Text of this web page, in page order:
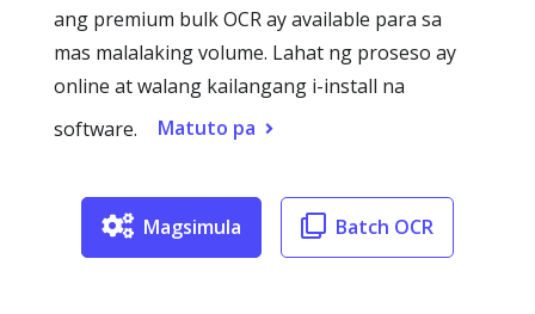
ang premium bulk OCR ay available para sa
mas malalaking volume. Lahat ng proseso ay
online at walang kailangang i-install na
software.
Matuto pa
Magsimula Batch OCR